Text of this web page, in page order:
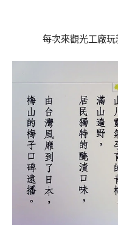
每次來觀光工廠